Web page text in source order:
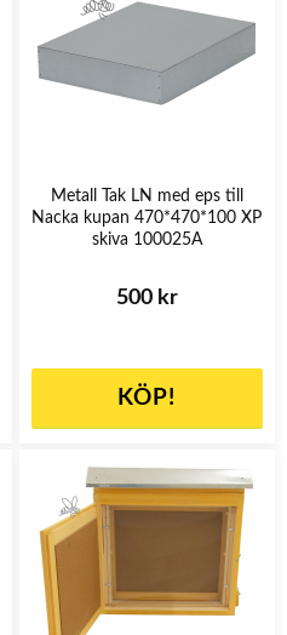
Metall Tak LN med eps till
Nacka kupan 470*470*100 XP
skiva 100025A
500 kr
KÖP!